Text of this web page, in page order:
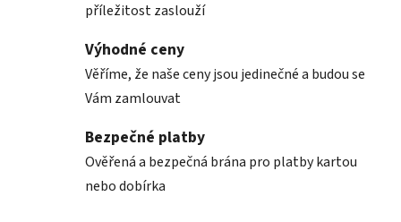
příležitost zaslouží
Výhodné ceny
Věříme, že naše ceny jsou jedinečné a budou se
Vám zamlouvat
Bezpečné platby
Ověřená a bezpečná brána pro platby kartou
nebo dobírka